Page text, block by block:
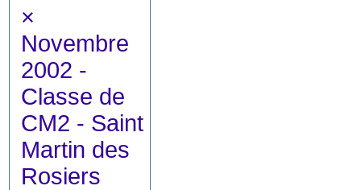
×
Novembre
2002 -
Classe de
CM2 - Saint
Martin des
Rosiers